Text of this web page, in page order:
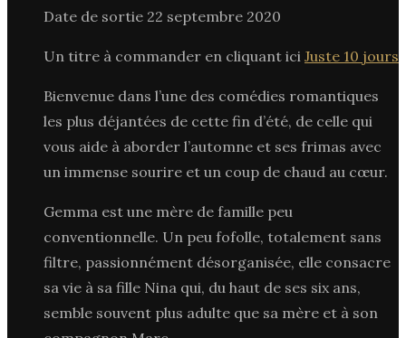
Date de sortie 22 septembre 2020
Un titre à commander en cliquant ici Juste 10 jours
Bienvenue dans l’une des comédies romantiques
les plus déjantées de cette fin d’été, de celle qui
vous aide à aborder l’automne et ses frimas avec
un immense sourire et un coup de chaud au cœur.
Gemma est une mère de famille peu
conventionnelle. Un peu fofolle, totalement sans
filtre, passionnément désorganisée, elle consacre
sa vie à sa fille Nina qui, du haut de ses six ans,
semble souvent plus adulte que sa mère et à son